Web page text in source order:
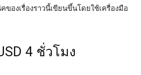
ของเรื่องราวนี้เขียนขึ้นโดยใช้เครื่องมือ
4 ชั่วโมง